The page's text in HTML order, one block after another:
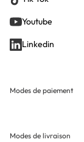
Youtube
Linkedin
Modes de paiement
Modes de livraison